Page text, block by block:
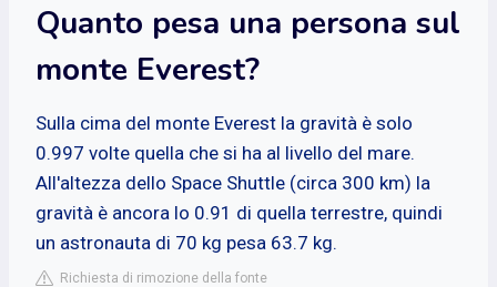
Quanto pesa una persona sul
monte Everest?
Sulla cima del monte Everest la gravità è solo
0.997 volte quella che si ha al livello del mare.
All'altezza dello Space Shuttle (circa 300 km) la
gravità è ancora lo 0.91 di quella terrestre, quindi
un astronauta di 70 kg pesa 63.7 kg.
Richiesta di rimozione della fonte